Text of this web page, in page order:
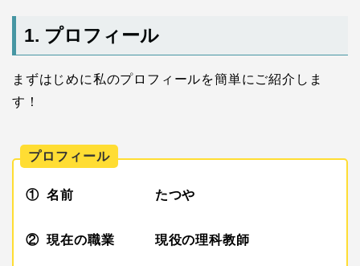
1. プロフィール
まずはじめに私のプロフィールを簡単にご紹介しま
す！
プロフィール
① 名前 たつや
② 現在の職業 現役の理科教師